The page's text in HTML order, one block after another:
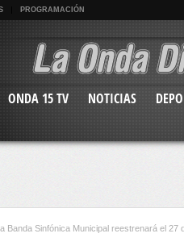
PROGRAMACIÓN
ONDA 15 TV NOTICIAS
Banda Sinfónica Municipal reestrenará el 27